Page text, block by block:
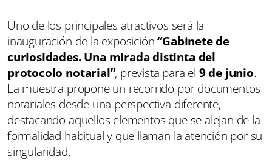
Uno de los principales atractivos será la
inauguración de la exposición“Gabinete de
curiosidades. Una mirada distinta del
protocolo notarial”, prevista para el 9 de junio.
La muestra propone un recorrido por documentos
notariales desde una perspectiva diferente,
destacando aquellos elementos que se alejan de la
formalidad habitual y que llaman la atención por su
singularidad.